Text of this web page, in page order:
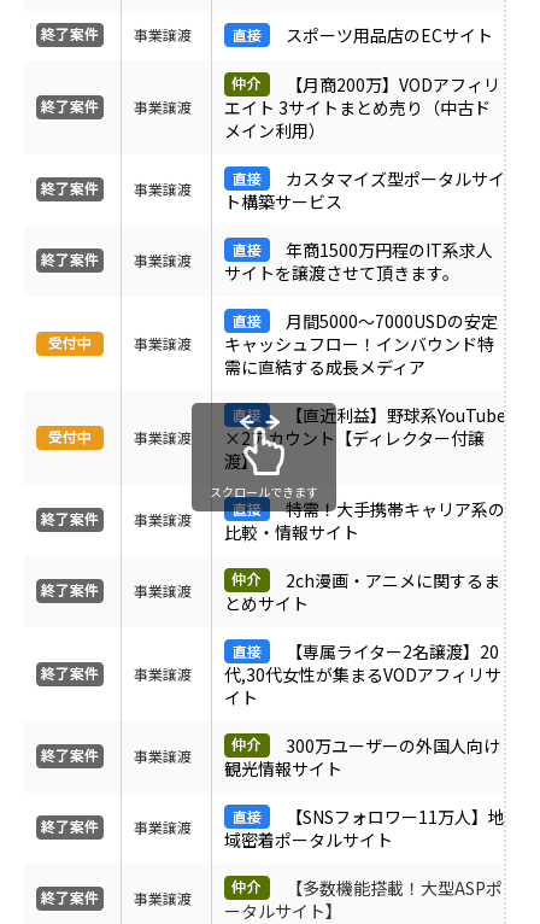
事業譲渡 スポーツ用品店のECサイト
事業譲渡
【月商200万】VODアフィリ
エイト 3サイトまとめ売り（中古ド
メイン利用）
事業譲渡
カスタマイズ型ポータルサイ
ト構築サービス
事業譲渡
年商1500万円程のIT系求人
サイトを譲渡させて頂きます。
事業譲渡
月間5000〜7000USDの安定
キャッシュフロー！インバウンド特
需に直結する成長メディア
事業譲渡
【直近利益】野球系YouTube
×2アカウント【ディレクター付譲
渡】
事業譲渡
特需！大手携帯キャリア系の
比較・情報サイト
事業譲渡
2ch漫画・アニメに関するま
とめサイト
事業譲渡
【専属ライター2名譲渡】20
代,30代女性が集まるVODアフィリサ
イト
事業譲渡
300万ユーザーの外国人向け
観光情報サイト
事業譲渡
【SNSフォロワー11万人】地
域密着ポータルサイト
事業譲渡
【多数機能搭載！大型ASPポ
ータルサイト】
スクロールできます